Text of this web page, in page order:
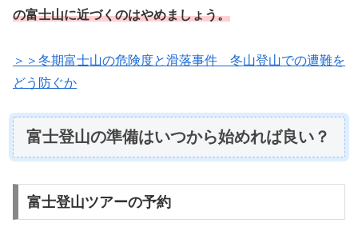
の富士山に近づくのはやめましょう。
＞＞冬期富士山の危険度と滑落事件 冬山登山での遭難を
どう防ぐか
富士登山の準備はいつから始めれば良い？
富士登山ツアーの予約